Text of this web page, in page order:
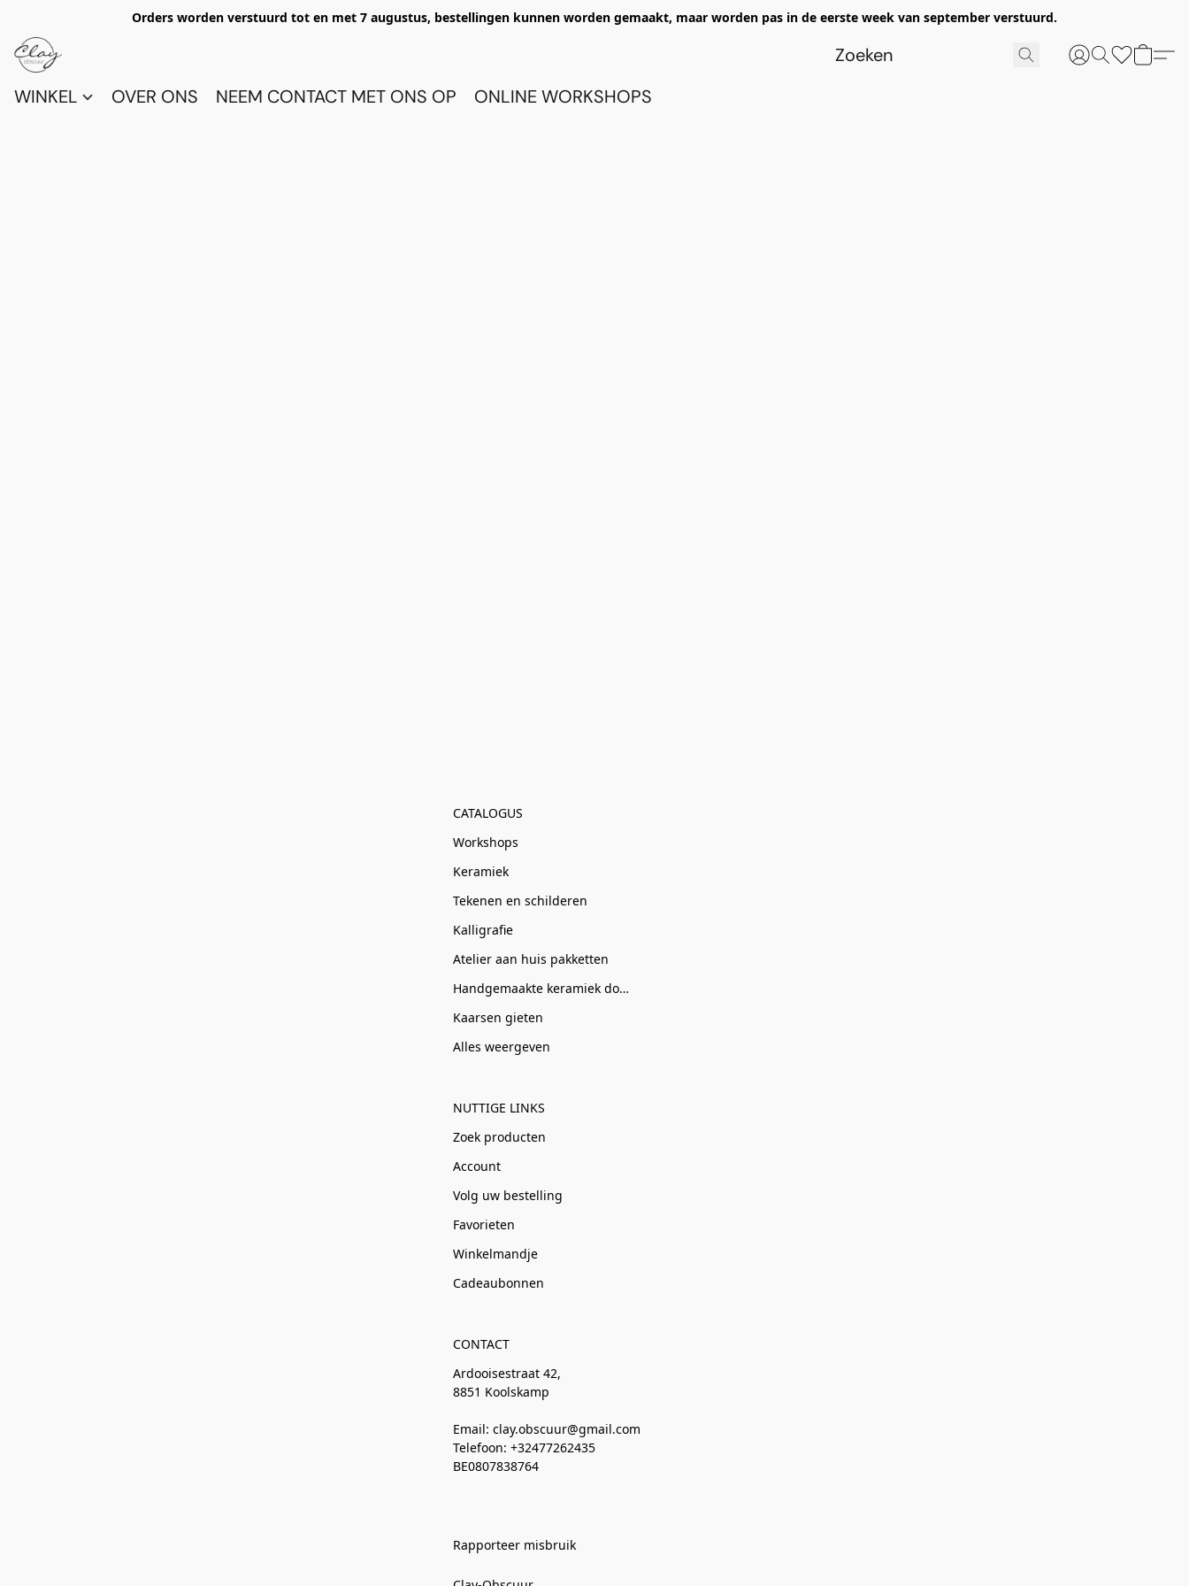
Orders worden verstuurd tot en met 7 augustus, bestellingen kunnen worden gemaakt, maar worden pas in de eerste week van september verstuurd.
WINKEL OVER ONS NEEM CONTACT MET ONS OP ONLINE WORKSHOPS
CATALOGUS
Workshops
Keramiek
Tekenen en schilderen
Kalligrafie
Atelier aan huis pakketten
Handgemaakte keramiek door Clay-Obscuur
Kaarsen gieten
Alles weergeven
NUTTIGE LINKS
Zoek producten
Account
Volg uw bestelling
Favorieten
Winkelmandje
Cadeaubonnen
CONTACT
Ardooisestraat 42,
8851 Koolskamp
Email: clay.obscuur@gmail.com
Telefoon: +32477262435
BE0807838764
Rapporteer misbruik